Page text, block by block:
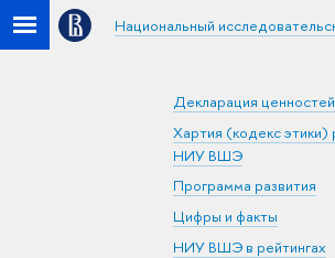
Национальный
Декларация ценностей
Хартия (кодекс этики)
НИУ ВШЭ
Программа развития
Цифры и факты
НИУ ВШЭ в рейтингах